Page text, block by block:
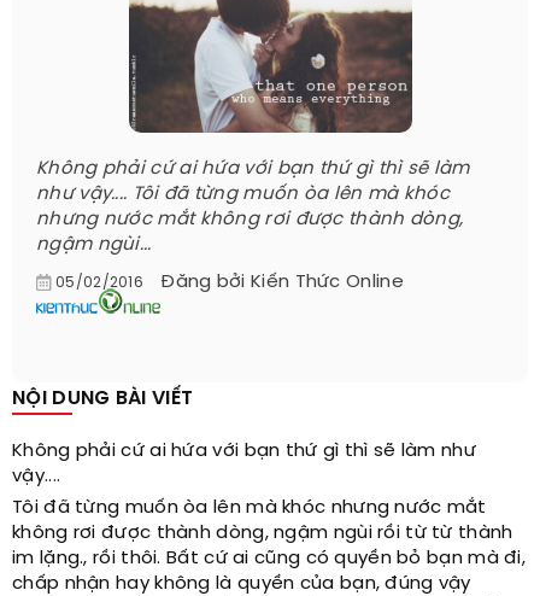
Không phải cứ ai hứa với bạn thứ gì thì sẽ làm
như vậy.... Tôi đã từng muốn òa lên mà khóc
nhưng nước mắt không rơi được thành dòng,
ngậm ngùi...
05/02/2016 Đăng bởi Kiến Thức Online
NỘI DUNG BÀI VIẾT
Không phải cứ ai hứa với bạn thứ gì thì sẽ làm như
vậy....
Tôi đã từng muốn òa lên mà khóc nhưng nước mắt
không rơi được thành dòng, ngậm ngùi rồi từ từ thành
im lặng., rồi thôi. Bất cứ ai cũng có quyền bỏ bạn mà đi,
chấp nhận hay không là quyền của bạn, đúng vậy